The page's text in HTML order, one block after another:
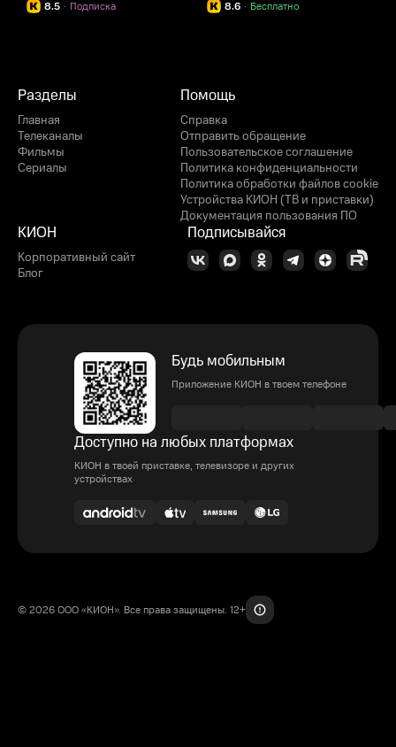
8.5 Подписка
· 8.6 Бесплатно
·
Разделы
Главная
Телеканалы
Фильмы
Сериалы
Помощь
Справка
Отправить обращение
Пользовательское соглашение
Политика конфиденциальности
Политика обработки файлов cookie
Устройства КИОН (ТВ и приставки)
Документация пользования ПО
КИОН
Корпоративный сайт
Блог
Подписывайся
Будь мобильным
Приложение КИОН в твоем телефоне
Доступно на любых платформах
КИОН в твоей приставке, телевизоре и других
устройствах
© 2026 ООО «КИОН». Все права защищены. 12+